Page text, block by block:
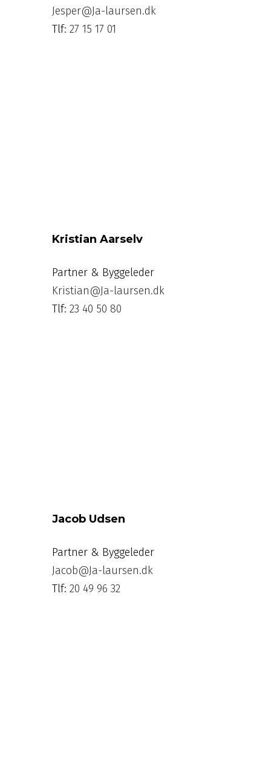
Jesper@Ja-laursen.dk
Tlf:27 15 17 01
Kristian Aarselv
Partner & Byggeleder
Kristian@Ja-laursen.dk
Tlf:23 40 50 80
Jacob Udsen
Partner & Byggeleder
Jacob@Ja-laursen.dk
Tlf:20 49 96 32